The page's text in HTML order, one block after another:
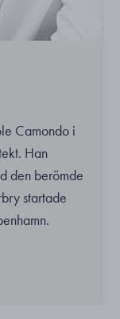
Camondo i
Han
den berömde
startade